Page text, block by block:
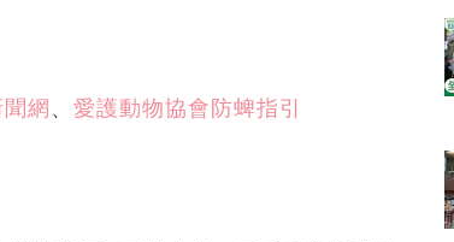
網、 愛護動物協會防蜱指引